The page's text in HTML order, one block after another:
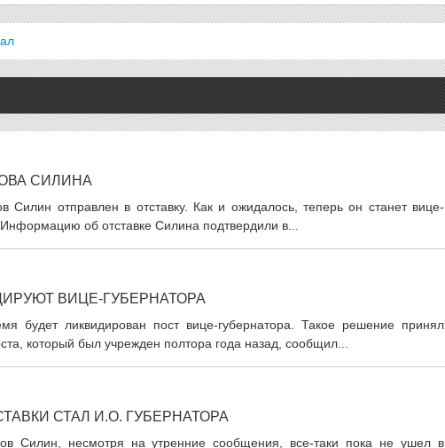
СИЛИНА
Силин отправлен в отставку. Как и ожидалось, теперь он станет вице-
об отставке Силина подтвердили в...
ВИЦЕ-ГУБЕРНАТОРА
будет ликвидирован пост вице-губернатора. Такое решение принял
который был учрежден полтора года назад, сообщил...
СТАЛ И.О. ГУБЕРНАТОРА
Силин, несмотря на утренние сообщения, все-таки пока не ушел в